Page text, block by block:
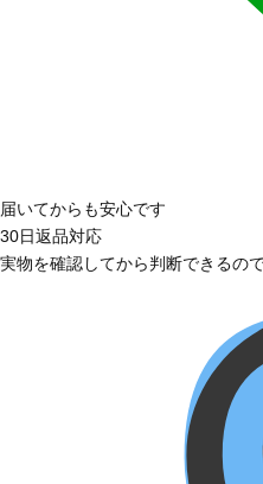
届いてからも安心です
30日返品対応
実物を確認してから判断できるの